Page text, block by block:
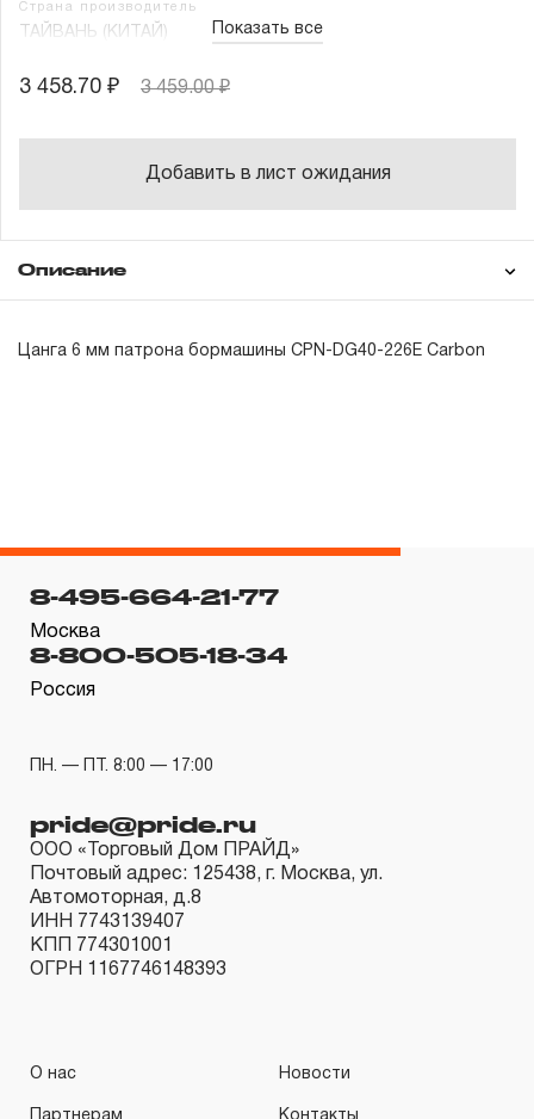
Страна производитель
ТАЙВАНЬ (КИТАЙ) Показать все
3 458.70 ₽ 3 459.00 ₽
Добавить в лист ожидания
Описание
Цанга 6 мм патрона бормашины CPN-DG40-226E Carbon
себя признание неограниченного срока поддержания
гарантийных обязательств в течение всего периода
эксплуатации изделия, а также замена или ремонт
вышедшего из строя инструмента, если при
проведении технической экспертизы было
изготовлении изделия некачественные материалы или
1.2 «ПОЖИЗНЕННАЯ ГАРАНТИЯ» предоставляется
при условии соблюдения покупателем (потребителем)
правил эксплуатации, обслуживания, транспортировки
и хранения, применяемых для ручного слесарно-
монтажного инструмента.
2.1 На инструмент, имеющий в своей конструкции
8-495-664-21-77
Москва
8-800-505-18-34
Россия
ПН. — ПТ. 8:00 — 17:00
pride@pride.ru
ООО «Торговый Дом ПРАЙД»
Почтовый адрес: 125438, г. Москва, ул.
Автомоторная, д.8
ИНН 7743139407
КПП 774301001
ОГРН 1167746148393
О нас Новости